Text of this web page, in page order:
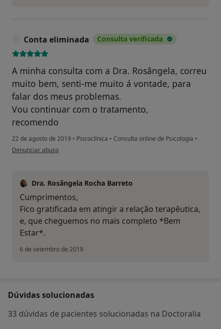
Conta eliminada Consulta verificada
A minha consulta com a Dra. Rosângela, correu
muito bem, senti-me muito á vontade, para
falar dos meus problemas.
Vou continuar com o tratamento,
recomendo
22 de agosto de 2019 • Psicoclínica • Consulta online de Psicologia •
na opinião do utilizador Conta eliminada
Denunciar abuso
Dra. Rosângela Rocha Barreto
Cumprimentos,
Fico gratificada em atingir a relação terapêutica,
e, que cheguemos no mais completo *Bem
Estar*.
6 de setembro de 2019
Dúvidas solucionadas
33 dúvidas de pacientes solucionadas na Doctoralia